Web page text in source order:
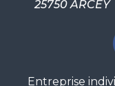
25750 ARCEY
Entreprise